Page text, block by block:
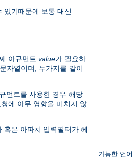
있기때문에 보통 대신
아규먼트 value가 필요하
자열이며, 두가지를 같이
먼트를 사용한 경우 해당
에 아무 영향을 미치지 않
혹은 아파치 입력필터가 헤
가능한 언어: